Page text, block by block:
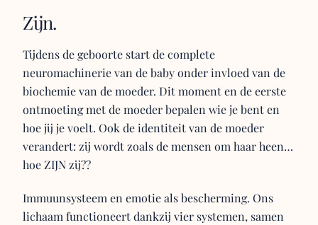
Zijn.
Tijdens de geboorte start de complete
neuromachinerie van de baby onder invloed van de
biochemie van de moeder. Dit moment en de eerste
ontmoeting met de moeder bepalen wie je bent en
hoe jij je voelt. Ook de identiteit van de moeder
verandert: zij wordt zoals de mensen om haar heen…
hoe ZIJN zij??
Immuunsysteem en emotie als bescherming. Ons
lichaam functioneert dankzij vier systemen, samen